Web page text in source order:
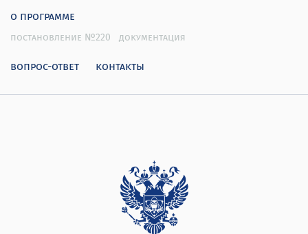
о программе
постановление №220 документация
вопрос-ответ контакты